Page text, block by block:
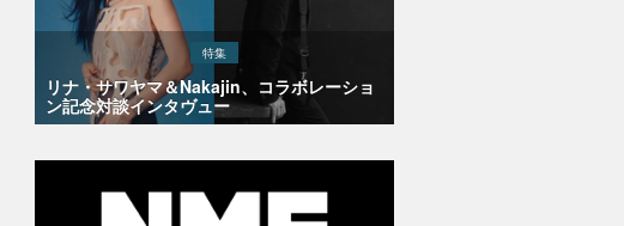
特集
リナ・サワヤマ＆Nakajin、コラボレーショ
ン記念対談インタヴュー